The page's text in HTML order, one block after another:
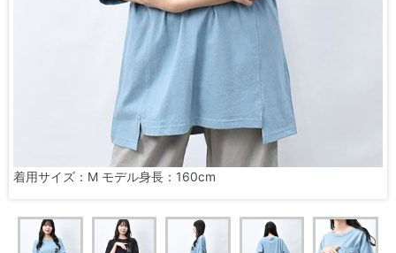
着用サイズ：M モデル身長：160cm